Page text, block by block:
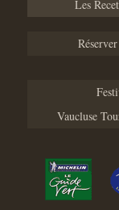
Les
Vaucluse